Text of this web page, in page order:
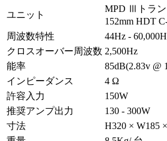
ユニット
MPD Ⅲトラン
152mm HDT
周波数特性
44Hz -
クロスオーバー周波数 2,500Hz
能率
85dB(2.83v @
インピーダンス
4 Ω
許容入力
150W
推奨アンプ出力
130 - 300W
寸法
H320 × W185